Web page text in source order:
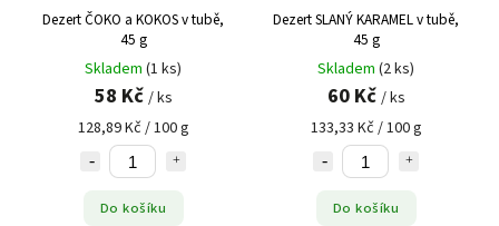
Dezert ČOKO a KOKOS v tubě,
45 g
Skladem (1 ks)
58 Kč / ks
128,89 Kč / 100 g
Do košíku
Dezert SLANÝ KARAMEL v tubě,
45 g
Skladem (2 ks)
60 Kč / ks
133,33 Kč / 100 g
Do košíku